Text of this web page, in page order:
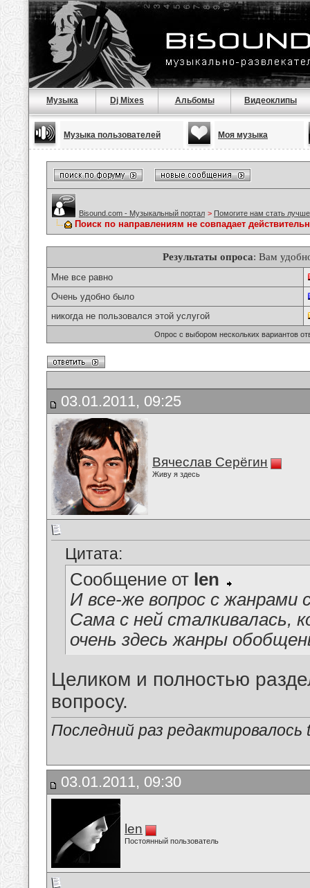
Музыка Dj Mixes Альбомы Видеоклипы
Музыка пользователей Моя музыка
Bisound.com - Музыкальный портал > Помогите нам стать
Поиск по направлениям не совпадает
Результаты опроса: Вам
Мне все равно
Очень удобно было
никогда не пользовался этой услугой
Опрос с выбором нескольких вариантов
03.01.2011, 09:25
Вячеслав Серёгин
Живу я здесь
Цитата:
Сообщение от len
И все-же вопрос с жанрами
Сама с ней сталкивалась,
очень здесь жанры
Целиком и полностью
вопросу.
Последний раз редактировалось
03.01.2011, 09:30
len
Постоянный пользователь